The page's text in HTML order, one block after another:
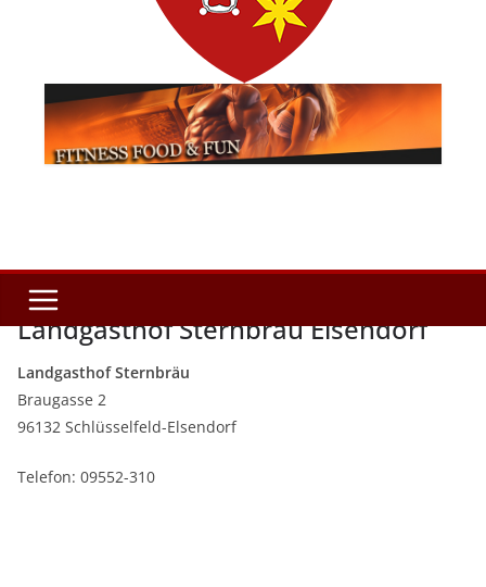
Landgasthof Sternbräu Elsendorf
Landgasthof Sternbräu
Braugasse 2
96132 Schlüsselfeld-Elsendorf
Telefon: 09552-310